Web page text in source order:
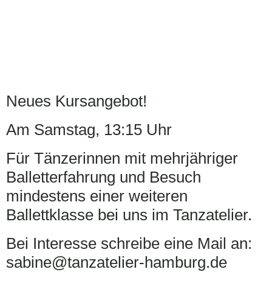
Neues Kursangebot!
Am Samstag, 13:15 Uhr
Für Tänzerinnen mit mehrjähriger
Balletterfahrung und Besuch
mindestens einer weiteren
Ballettklasse bei uns im Tanzatelier.
Bei Interesse schreibe eine Mail an:
sabine@tanzatelier-hamburg.de